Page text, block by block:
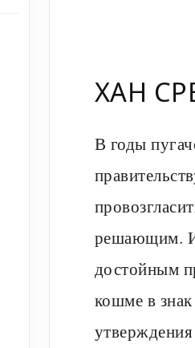
ХАН
В годы
решающим. И
достойным
кошме в